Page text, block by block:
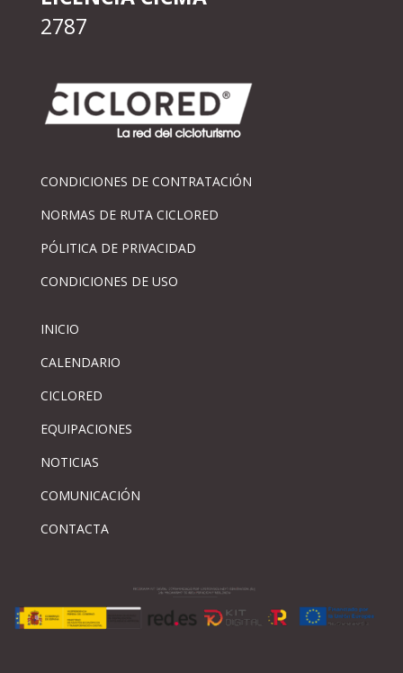
2787
CONDICIONES DE CONTRATACIÓN
NORMAS DE RUTA CICLORED
PÓLITICA DE PRIVACIDAD
CONDICIONES DE USO
INICIO
CALENDARIO
CICLORED
EQUIPACIONES
NOTICIAS
COMUNICACIÓN
CONTACTA